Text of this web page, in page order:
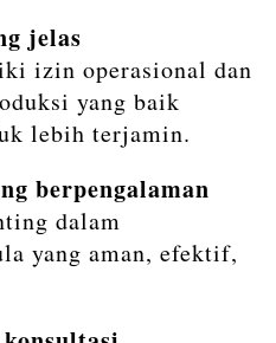
jelas
izin operasional dan
yang baik
lebih terjamin.
berpengalaman
dalam
yang aman, efektif,